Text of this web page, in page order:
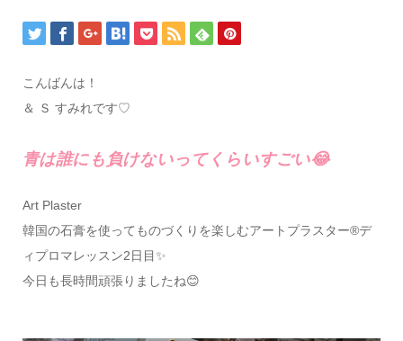
こんばんは！
＆ Ｓ すみれです♡
青は誰にも負けないってくらいすごい😂
Art Plaster
韓国の石膏を使ってものづくりを楽しむアートプラスター®デ
ィプロマレッスン2日目✨
今日も長時間頑張りましたね😊